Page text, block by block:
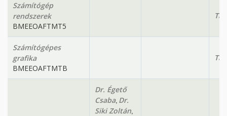
Számítógép
rendszerek
BMEEOAFTMT5
Számítógépes
grafika
BMEEOAFTMTB
Dr. Égető
Csaba, Dr.
Siki Zoltán